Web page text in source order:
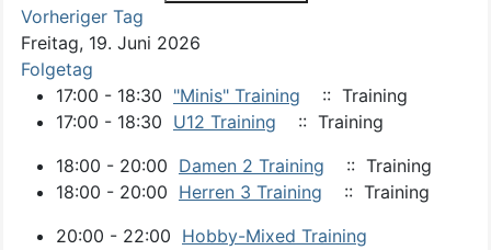
Vorheriger Tag
Freitag, 19. Juni 2026
Folgetag
17:00 - 18:30 "Minis" Training
:: Training
17:00 - 18:30 U12 Training
:: Training
18:00 - 20:00 Damen 2 Training
:: Training
18:00 - 20:00 Herren 3 Training
:: Training
20:00 - 22:00 Hobby-Mixed Training